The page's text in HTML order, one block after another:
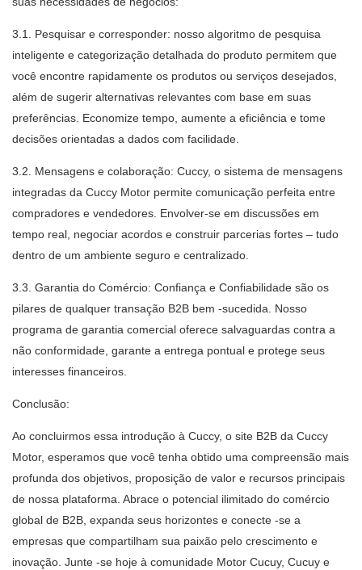
3.1. Pesquisar e corresponder: nosso algoritmo de pesquisa
inteligente e categorização detalhada do produto permitem que
você encontre rapidamente os produtos ou serviços desejados,
além de sugerir alternativas relevantes com base em suas
preferências. Economize tempo, aumente a eficiência e tome
decisões orientadas a dados com facilidade.
3.2. Mensagens e colaboração: Cuccy, o sistema de mensagens
integradas da Cuccy Motor permite comunicação perfeita entre
compradores e vendedores. Envolver-se em discussões em
tempo real, negociar acordos e construir parcerias fortes – tudo
dentro de um ambiente seguro e centralizado.
3.3. Garantia do Comércio: Confiança e Confiabilidade são os
pilares de qualquer transação B2B bem -sucedida. Nosso
programa de garantia comercial oferece salvaguardas contra a
não conformidade, garante a entrega pontual e protege seus
interesses financeiros.
Conclusão:
Ao concluirmos essa introdução à Cuccy, o site B2B da Cuccy
Motor, esperamos que você tenha obtido uma compreensão mais
profunda dos objetivos, proposição de valor e recursos principais
de nossa plataforma. Abrace o potencial ilimitado do comércio
global de B2B, expanda seus horizontes e conecte -se a
empresas que compartilham sua paixão pelo crescimento e
inovação. Junte -se hoje à comunidade Motor Cucuy, Cucuy e